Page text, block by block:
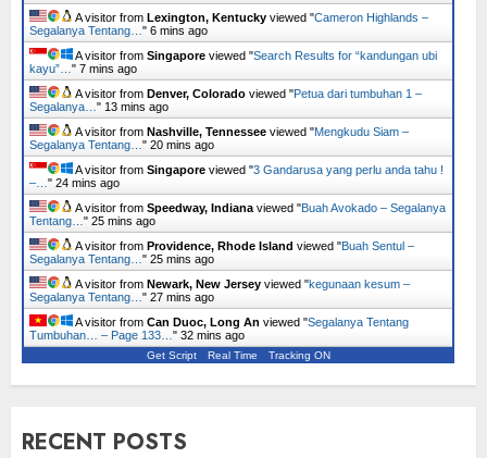
A visitor from Lexington, Kentucky viewed "Cameron Highlands –
Segalanya Tentang… " 6 mins ago
A visitor from Singapore viewed "Search Results for “kandungan ubi
kayu”… " 7 mins ago
A visitor from Denver, Colorado viewed "Petua dari tumbuhan 1 –
Segalanya… " 13 mins ago
A visitor from Nashville, Tennessee viewed "Mengkudu Siam –
Segalanya Tentang… " 20 mins ago
A visitor from Singapore viewed "3 Gandarusa yang perlu anda tahu !
–… " 24 mins ago
A visitor from Speedway, Indiana viewed "Buah Avokado – Segalanya
Tentang… " 25 mins ago
A visitor from Providence, Rhode Island viewed "Buah Sentul –
Segalanya Tentang… " 26 mins ago
A visitor from Newark, New Jersey viewed "kegunaan kesum –
Segalanya Tentang… " 27 mins ago
A visitor from Can Duoc, Long An viewed "Segalanya Tentang
Tumbuhan… – Page 133… " 32 mins ago
Get Script Real Time Tracking ON
RECENT POSTS